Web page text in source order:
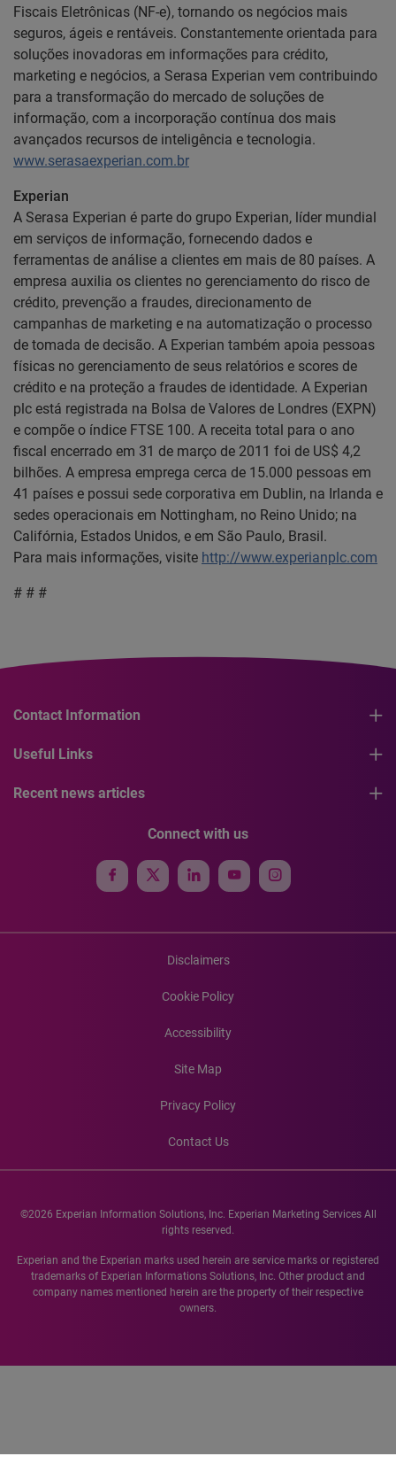
Fiscais Eletrônicas (NF-e), tornando os negócios mais
seguros, ágeis e rentáveis. Constantemente orientada para
soluções inovadoras em informações para crédito,
marketing e negócios, a Serasa Experian vem contribuindo
para a transformação do mercado de soluções de
informação, com a incorporação contínua dos mais
avançados recursos de inteligência e tecnologia.
www.serasaexperian.com.br
Experian
A Serasa Experian é parte do grupo Experian, líder mundial
em serviços de informação, fornecendo dados e
ferramentas de análise a clientes em mais de 80 países. A
empresa auxilia os clientes no gerenciamento do risco de
crédito, prevenção a fraudes, direcionamento de
campanhas de marketing e na automatização o processo
de tomada de decisão. A Experian também apoia pessoas
físicas no gerenciamento de seus relatórios e scores de
crédito e na proteção a fraudes de identidade. A Experian
plc está registrada na Bolsa de Valores de Londres (EXPN)
e compõe o índice FTSE 100. A receita total para o ano
fiscal encerrado em 31 de março de 2011 foi de US$ 4,2
bilhões. A empresa emprega cerca de 15.000 pessoas em
41 países e possui sede corporativa em Dublin, na Irlanda e
sedes operacionais em Nottingham, no Reino Unido; na
Califórnia, Estados Unidos, e em São Paulo, Brasil.
Para mais informações, visite http://www.experianplc.com
# # #
Contact Information
Useful Links
Recent news articles
Connect with us
Disclaimers
Cookie Policy
Accessibility
Site Map
Privacy Policy
Contact Us
©2026 Experian Information Solutions, Inc. Experian Marketing Services All
rights reserved.
Experian and the Experian marks used herein are service marks or registered
trademarks of Experian Informations Solutions, Inc. Other product and
company names mentioned herein are the property of their respective
owners.